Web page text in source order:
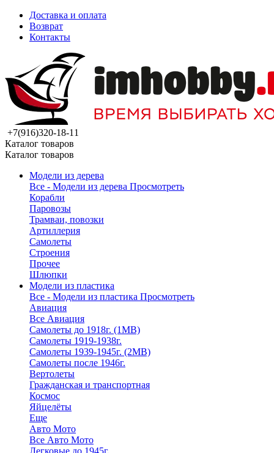
Доставка и оплата
Возврат
Контакты
+7(916)320-18-11
Каталог товаров
Каталог товаров
Модели из дерева
Все - Модели из дерева Просмотреть
Корабли
Паровозы
Трамваи, повозки
Артиллерия
Самолеты
Строения
Прочее
Шлюпки
Модели из пластика
Все - Модели из пластика Просмотреть
Авиация
Все Авиация
Самолеты до 1918г. (1МВ)
Самолеты 1919-1938г.
Самолеты 1939-1945г. (2МВ)
Самолеты после 1946г.
Вертолеты
Гражданская и транспортная
Космос
Яйцелёты
Еще
Авто Мото
Все Авто Мото
Легковые до 1945г.